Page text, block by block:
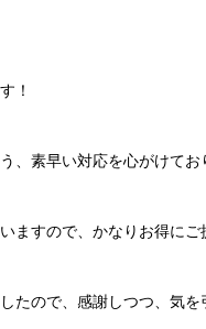
！
、素早い対応を心がけてお
ますので、かなりお得にご
たので、感謝しつつ、気を